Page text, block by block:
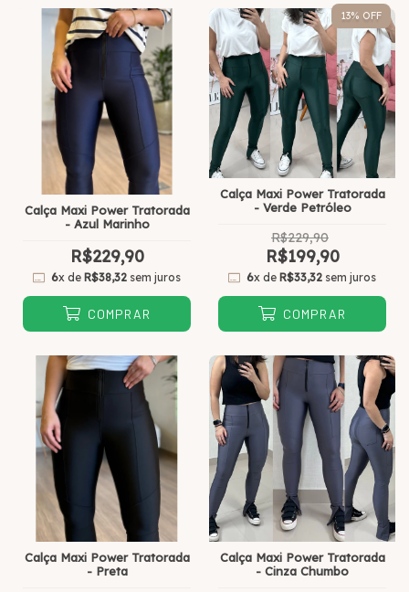
Calça Maxi Power Tratorada
- Azul Marinho
R$229,90
6x de R$38,32 sem juros
COMPRAR
13% OFF
Calça Maxi Power Tratorada
- Verde Petróleo
R$229,90
R$199,90
6x de R$33,32 sem juros
COMPRAR
Calça Maxi Power Tratorada
- Preta
Calça Maxi Power Tratorada
- Cinza Chumbo